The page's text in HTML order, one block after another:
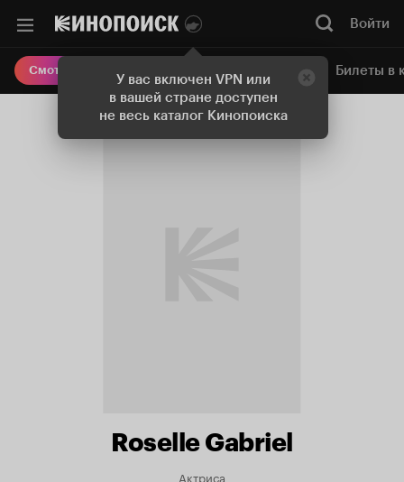
У вас включен VPN или
в вашей стране доступен
не весь каталог Кинопоиска
Войти
Смотреть кино Онлайн-кинотеатр Билеты в
Roselle Gabriel
Актриса